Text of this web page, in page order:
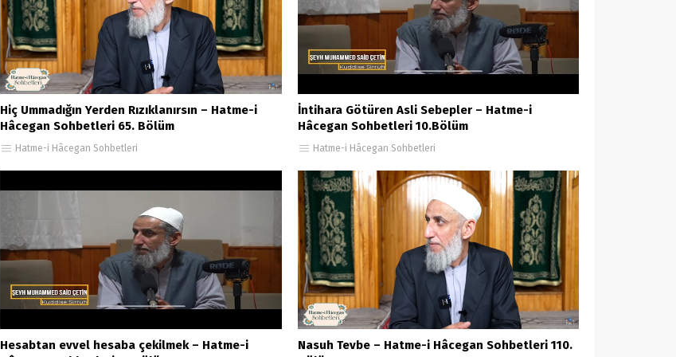
Hiç Ummadığın Yerden Rızıklanırsın – Hatme-i
Hâcegan Sohbetleri 65. Bölüm
Hatme-i Hâcegan Sohbetleri
İntihara Götüren Asli Sebepler – Hatme-i
Hâcegan Sohbetleri 10.Bölüm
Hatme-i Hâcegan Sohbetleri
Hesabtan evvel hesaba çekilmek – Hatme-i
Nasuh Tevbe – Hatme-i Hâcegan Sohbetleri 110.